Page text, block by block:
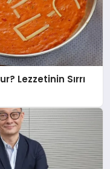
Lezzetinin Sırrı